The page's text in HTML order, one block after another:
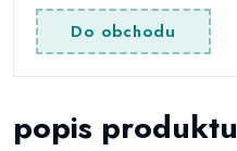
Do obchodu
popis produktu